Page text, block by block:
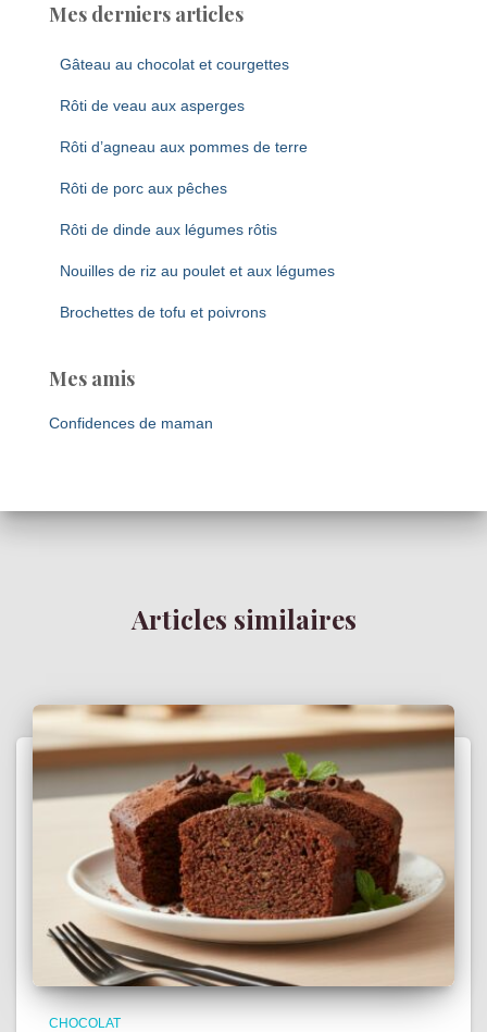
Mes derniers articles
Gâteau au chocolat et courgettes
Rôti de veau aux asperges
Rôti d’agneau aux pommes de terre
Rôti de porc aux pêches
Rôti de dinde aux légumes rôtis
Nouilles de riz au poulet et aux légumes
Brochettes de tofu et poivrons
Mes amis
Confidences de maman
Articles similaires
CHOCOLAT